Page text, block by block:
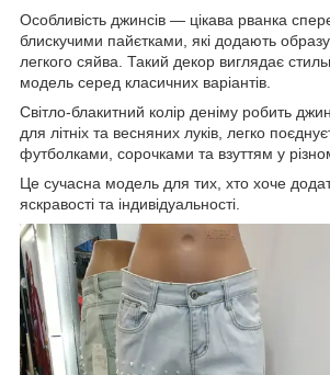
Особливість джинсів — цікава рванка
блискучими пайєтками, які додають образу
легкого сяйва. Такий декор виглядає
модель серед класичних варіантів.
Світло-блакитний колір деніму робить
для літніх та весняних луків, легко
футболками, сорочками та взуттям у
Це сучасна модель для тих, хто хоче
яскравості та індивідуальності.